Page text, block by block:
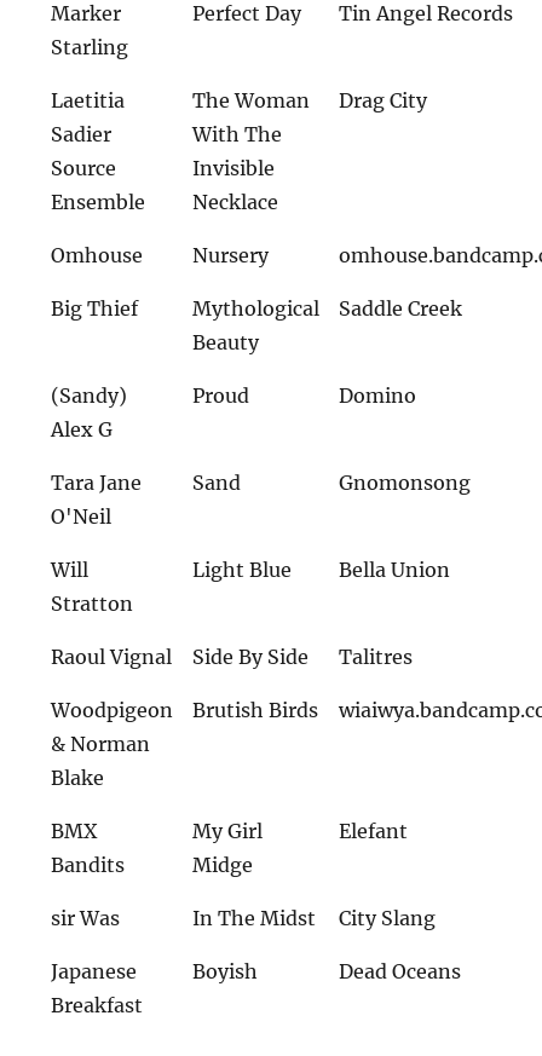
Marker
Starling
Perfect Day Tin Angel Records
Laetitia
Sadier
Source
Ensemble
The Woman
With The
Invisible
Necklace
Drag City
Omhouse Nursery
Big Thief
Mythological
Beauty
Saddle Creek
(Sandy)
Alex G
Proud Domino
Tara Jane
O'Neil
Sand Gnomonsong
Will
Stratton
Light Blue Bella Union
Raoul Vignal Side By Side Talitres
Woodpigeon
& Norman
Blake
Brutish Birds
BMX
Bandits
My Girl
Midge
Elefant
sir Was In The Midst City Slang
Japanese
Breakfast
Boyish Dead Oceans